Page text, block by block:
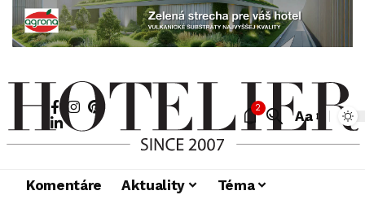
2
Aa
Komentáre Aktuality
Téma